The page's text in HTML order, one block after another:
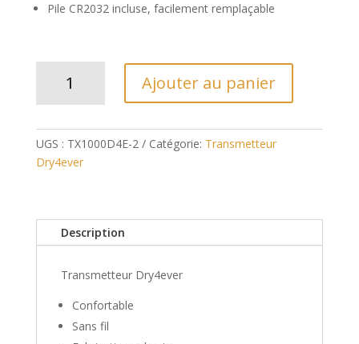
Pile CR2032 incluse, facilement remplaçable
Transmetteur
Dry4ever
Ajouter au panier
UGS : TX1000D4E-2 Catégorie: Transmetteur
Dry4ever
Description
Transmetteur Dry4ever
Confortable
Sans fil